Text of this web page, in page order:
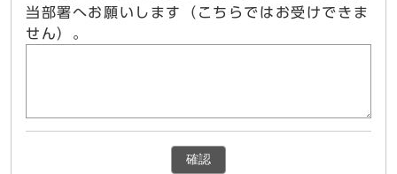
当部署へお願いします（こちらではお受けできま
せん）。
確認